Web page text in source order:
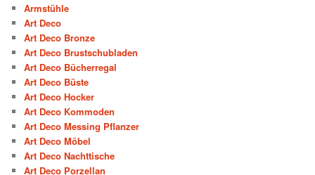
Armstühle
Art Deco
Art Deco Bronze
Art Deco Brustschubladen
Art Deco Bücherregal
Art Deco Büste
Art Deco Hocker
Art Deco Kommoden
Art Deco Messing Pflanzer
Art Deco Möbel
Art Deco Nachttische
Art Deco Porzellan